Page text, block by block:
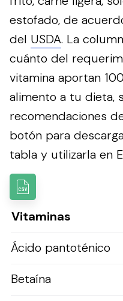
estofado, de
del USDA. La
cuánto del
vitamina aportan
alimento a tu dieta,
recomendaciones
botón para
tabla y utilizarla en
Vitaminas
Ácido pantoténico
Betaína